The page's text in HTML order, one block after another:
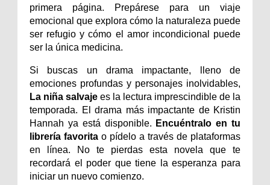
primera página. Prepárese para un viaje
emocional que explora cómo la naturaleza puede
ser refugio y cómo el amor incondicional puede
ser la única medicina.
Si buscas un drama impactante, lleno de
emociones profundas y personajes inolvidables,
La niña salvaje es la lectura imprescindible de la
temporada. El drama más impactante de Kristin
Hannah ya está disponible. Encuéntralo en tu
librería favorita o pídelo a través de plataformas
en línea. No te pierdas esta novela que te
recordará el poder que tiene la esperanza para
iniciar un nuevo comienzo.